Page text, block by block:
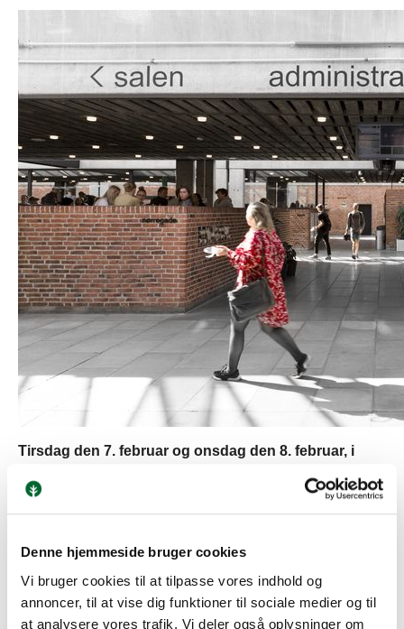
Denne hjemmeside bruger cookies
Vi bruger cookies til at tilpasse vores indhold og
annoncer, til at vise dig funktioner til sociale medier og til
at analysere vores trafik. Vi deler også oplysninger om
Tirsdag den 7. februar og onsdag den 8. februar, i
minutter mellem forældre/værger, eleven og faglæreren.
Forældrekonsultationen giver mulighed for at drøfte
elevernes standpunkt i det enkelte fag. Læreren vil blandt
andet komme ind på arbejdsindsats, holdning til